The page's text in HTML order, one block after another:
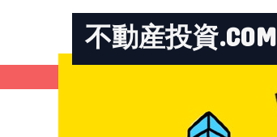
不動産投資.COM